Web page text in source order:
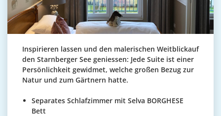
Inspirieren lassen und den malerischen Weitblickauf
den Starnberger See geniessen: Jede Suite ist einer
Persönlichkeit gewidmet, welche großen Bezug zur
Natur und zum Gärtnern hatte.
Separates Schlafzimmer mit Selva BORGHESE
Bett